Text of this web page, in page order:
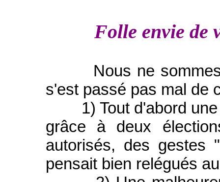
Folle envie de
Nous ne sommes
s'est passé pas mal de
1) Tout d'abord une
grâce à deux
autorisés, des gestes
pensait bien relégués